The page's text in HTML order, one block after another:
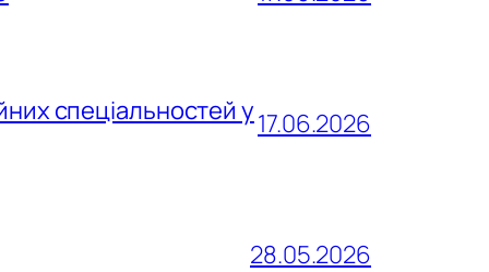
спеціальностей у17.06.2026
28.05.2026